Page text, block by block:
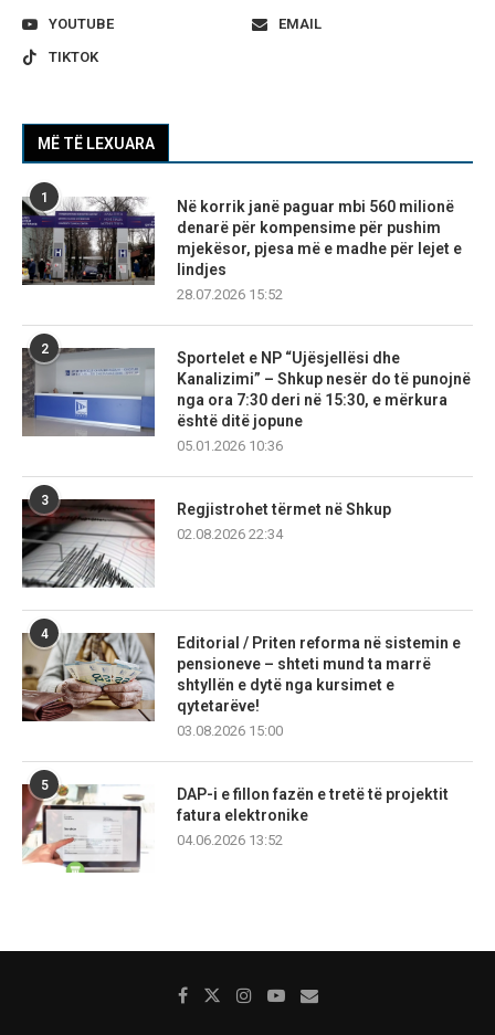
YOUTUBE
EMAIL
TIKTOK
MË TË LEXUARA
1
Në korrik janë paguar mbi 560 milionë
denarë për kompensime për pushim
mjekësor, pjesa më e madhe për lejet e
lindjes
28.07.2026 15:52
2
Sportelet e NP “Ujësjellësi dhe
Kanalizimi” – Shkup nesër do të punojnë
nga ora 7:30 deri në 15:30, e mërkura
është ditë jopune
05.01.2026 10:36
3
Regjistrohet tërmet në Shkup
02.08.2026 22:34
4
Editorial / Priten reforma në sistemin e
pensioneve – shteti mund ta marrë
shtyllën e dytë nga kursimet e
qytetarëve!
03.08.2026 15:00
5
DAP-i e fillon fazën e tretë të projektit
fatura elektronike
04.06.2026 13:52